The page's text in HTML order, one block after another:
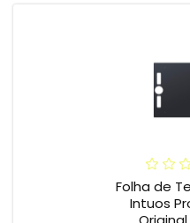
Folha de
Intuos